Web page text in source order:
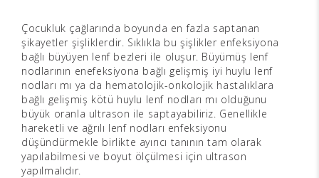
Çocukluk çağlarında boyunda en fazla saptanan
şikayetler şişliklerdir. Sıklıkla bu şişlikler enfeksiyona
bağlı büyüyen lenf bezleri ile oluşur. Büyümüş lenf
nodlarının enefeksiyona bağlı gelişmiş iyi huylu lenf
nodları mı ya da hematolojik-onkolojik hastalıklara
bağlı gelişmiş kötü huylu lenf nodları mı olduğunu
büyük oranla ultrason ile saptayabiliriz. Genellikle
hareketli ve ağrılı lenf nodları enfeksiyonu
düşündürmekle birlikte ayırıcı tanının tam olarak
yapılabilmesi ve boyut ölçülmesi için ultrason
yapılmalıdır.